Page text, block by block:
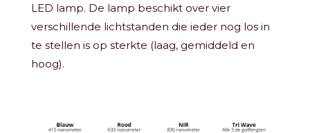
LED lamp. De lamp beschikt over vier
verschillende lichtstanden die ieder nog los in
te stellen is op sterkte (laag, gemiddeld en
hoog).